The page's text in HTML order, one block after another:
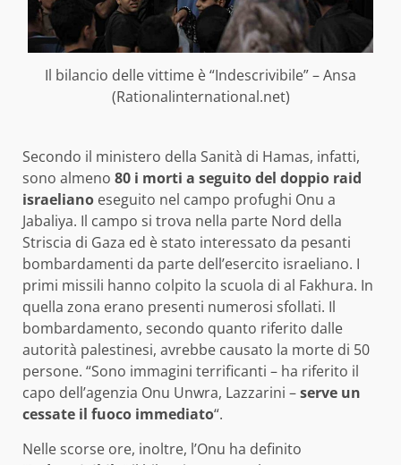
Il bilancio delle vittime è “Indescrivibile” – Ansa
(Rationalinternational.net)
Secondo il ministero della Sanità di Hamas, infatti,
sono almeno 80 i morti a seguito del doppio raid
israeliano eseguito nel campo profughi Onu a
Jabaliya. Il campo si trova nella parte Nord della
Striscia di Gaza ed è stato interessato da pesanti
bombardamenti da parte dell’esercito israeliano. I
primi missili hanno colpito la scuola di al Fakhura. In
quella zona erano presenti numerosi sfollati. Il
bombardamento, secondo quanto riferito dalle
autorità palestinesi, avrebbe causato la morte di 50
persone. “Sono immagini terrificanti – ha riferito il
capo dell’agenzia Onu Unwra, Lazzarini –serve un
cessate il fuoco immediato“.
Nelle scorse ore, inoltre, l’Onu ha definito